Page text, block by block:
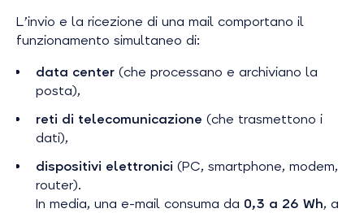
L’invio e la ricezione di una mail comportano il
funzionamento simultaneo di:
data center (che processano e archiviano la
posta),
reti di telecomunicazione (che trasmettono i
dati),
dispositivi elettronici (PC, smartphone, modem,
router).
In media, una e-mail consuma da 0,3 a 26 Wh, a